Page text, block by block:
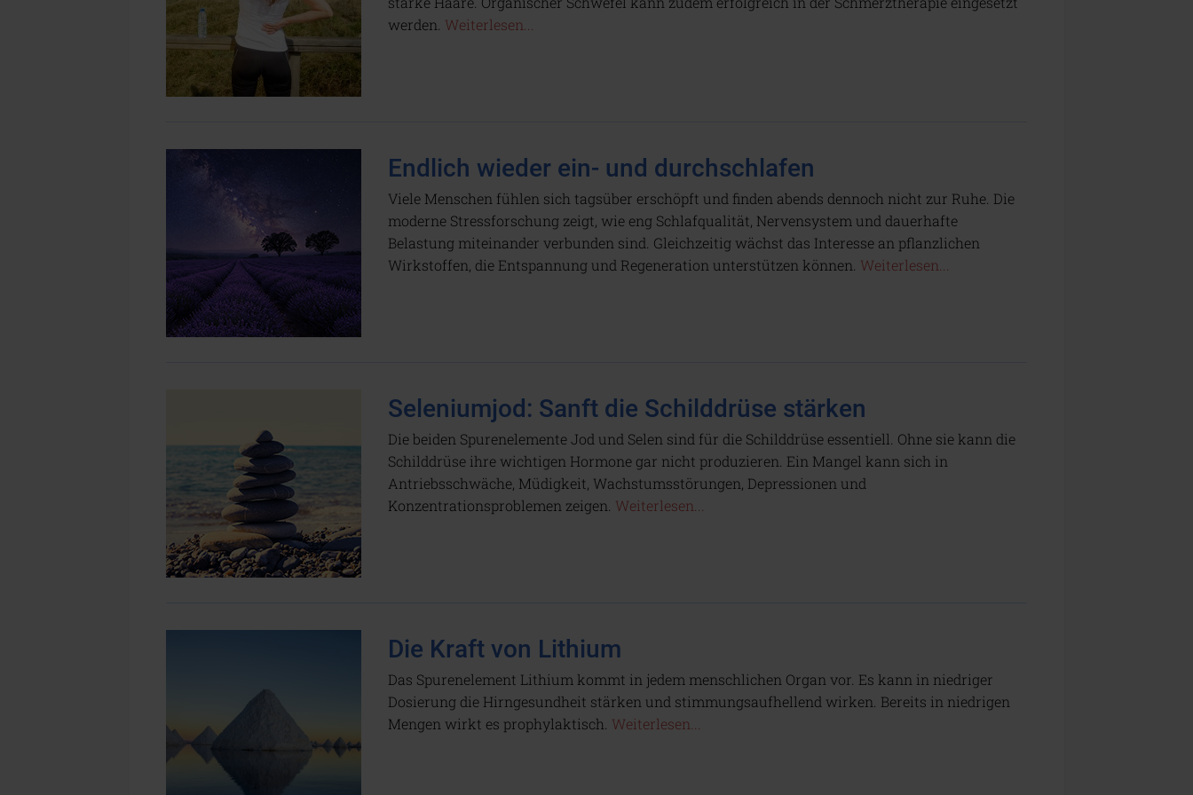
werden. Weiterlesen...
Endlich wieder ein- und durchschlafen
Viele Menschen fühlen sich tagsüber erschöpft und finden abends dennoch nicht zur Ruhe. Die
moderne Stressforschung zeigt, wie eng Schlafqualität, Nervensystem und dauerhafte
Belastung miteinander verbunden sind. Gleichzeitig wächst das Interesse an pflanzlichen
Wirkstoffen, die Entspannung und Regeneration unterstützen können. Weiterlesen...
Seleniumjod: Sanft die Schilddrüse stärken
Die beiden Spurenelemente Jod und Selen sind für die Schilddrüse essentiell. Ohne sie kann die
Schilddrüse ihre wichtigen Hormone gar nicht produzieren. Ein Mangel kann sich in
Antriebsschwäche, Müdigkeit, Wachstumsstörungen, Depressionen und
Konzentrationsproblemen zeigen. Weiterlesen...
Die Kraft von Lithium
Das Spurenelement Lithium kommt in jedem menschlichen Organ vor. Es kann in niedriger
Dosierung die Hirngesundheit stärken und stimmungsaufhellend wirken. Bereits in niedrigen
Mengen wirkt es prophylaktisch. Weiterlesen...